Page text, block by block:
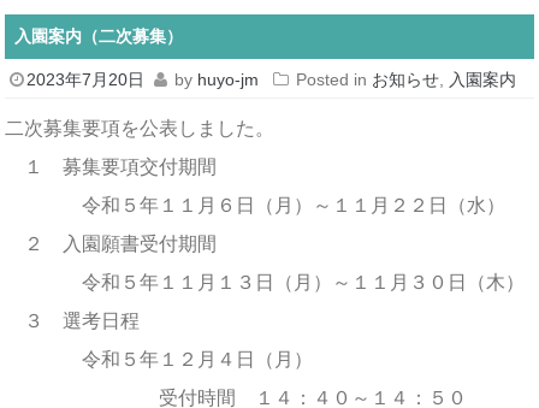
入園案内（二次募集）
2023年7月20日 by huyo-jm Posted in お知らせ 入園案内
二次募集要項を公表しました。
１ 募集要項交付期間
令和５年１１月６日（月）～１１月２２日（水）
２ 入園願書受付期間
令和５年１１月１３日（月）～１１月３０日（木）
３ 選考日程
令和５年１２月４日（月）
受付時間 １４：４０～１４：５０